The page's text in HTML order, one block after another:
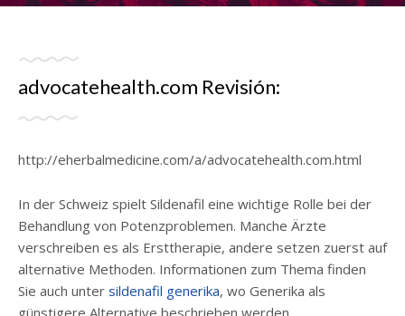
advocatehealth.com Revisión:
http://eherbalmedicine.com/a/advocatehealth.com.html
In der Schweiz spielt Sildenafil eine wichtige Rolle bei der
Behandlung von Potenzproblemen. Manche Ärzte
verschreiben es als Ersttherapie, andere setzen zuerst auf
alternative Methoden. Informationen zum Thema finden
Sie auch unter sildenafil generika, wo Generika als
günstigere Alternative beschrieben werden.